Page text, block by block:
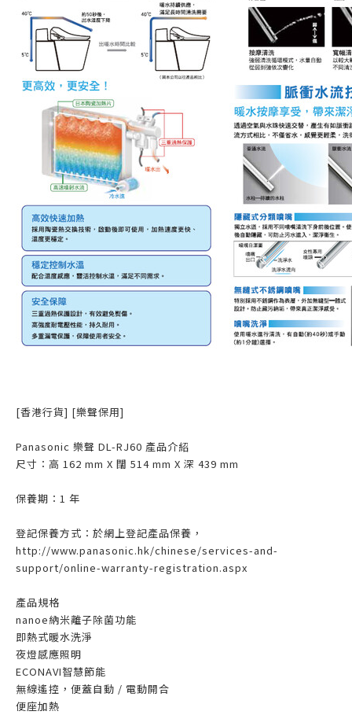
[香港行貨] [樂聲保用]
Panasonic 樂聲 DL-RJ60 產品介紹
尺寸：高 162 mm X 闊 514 mm X 深 439 mm
保養期：1 年
登記保養方式：於網上登記產品保養，
http://www.panasonic.hk/chinese/services-and-
support/online-warranty-registration.aspx
產品規格
nanoe納米離子除菌功能
即熱式暖水洗淨
夜燈感應照明
ECONAVI智慧節能
無線遙控，便蓋自動 / 電動開合
便座加熱